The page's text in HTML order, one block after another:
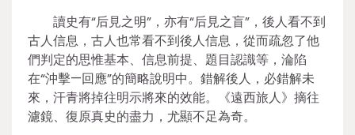
讀史有“后見之明”，亦有“后見之盲”，後人看不到
古人信息，古人也常看不到後人信息，從而疏忽了他
們判定的思惟基本、信息前提、題目認識等，淪陷
在“沖擊—回應”的簡略說明中。錯解後人，必錯解未
來，汗青將掉往明示將來的效能。《遠西旅人》摘往
濾鏡、復原真史的盡力，尤顯不足為奇。